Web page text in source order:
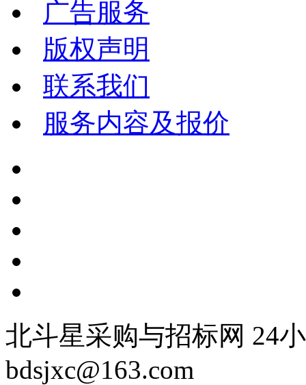
广告服务
版权声明
联系我们
服务内容及报价
北斗星采购与招标网 24
bdsjxc@163.com